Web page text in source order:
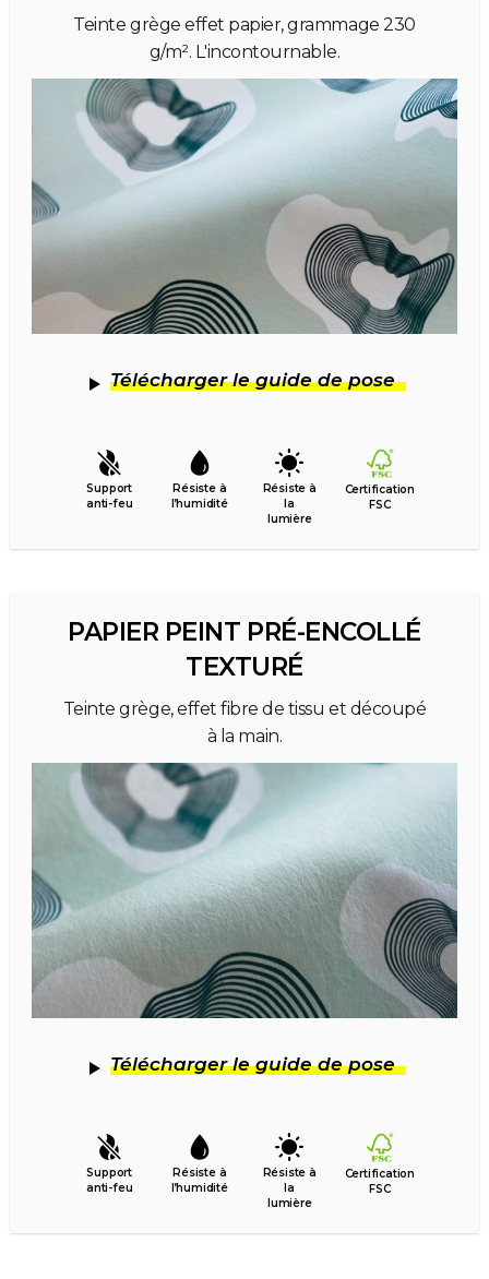
Teinte grège effet papier, grammage 230
g/m². L'incontournable.
Télécharger le guide de pose
Support
anti-feu
Résiste à
l’humidité
Résiste à
la
lumière
Certification
FSC
PAPIER PEINT PRÉ-ENCOLLÉ
TEXTURÉ
Teinte grège, effet fibre de tissu et découpé
à la main.
Télécharger le guide de pose
Support
anti-feu
Résiste à
l’humidité
Résiste à
la
lumière
Certification
FSC